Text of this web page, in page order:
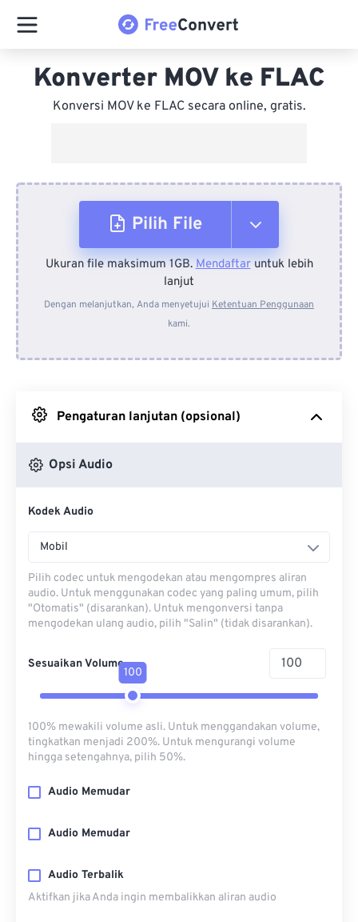
Konverter MOV ke FLAC
Konversi MOV ke FLAC secara online, gratis.
Pilih File
Dari Perangkat
Dari Dropbox
Ukuran file maksimum 1GB.Mendaftaruntuk lebih
lanjut
Dengan melanjutkan, Anda menyetujui Ketentuan Penggunaan
kami.
Pengaturan lanjutan (opsional)
Opsi Audio
Kodek Audio
Mobil
Pilih codec untuk mengodekan atau mengompres aliran
audio. Untuk menggunakan codec yang paling umum, pilih
"Otomatis" (disarankan). Untuk mengonversi tanpa
mengodekan ulang audio, pilih "Salin" (tidak disarankan).
Sesuaikan Volume
100
100% mewakili volume asli. Untuk menggandakan volume,
tingkatkan menjadi 200%. Untuk mengurangi volume
hingga setengahnya, pilih 50%.
Audio Memudar
Audio Memudar
Audio Terbalik
Aktifkan jika Anda ingin membalikkan aliran audio